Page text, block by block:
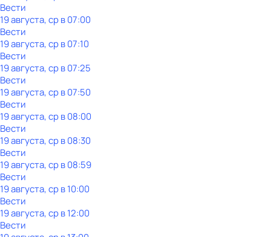
Вести
19 августа, ср в 07:00
Вести
19 августа, ср в 07:10
Вести
19 августа, ср в 07:25
Вести
19 августа, ср в 07:50
Вести
19 августа, ср в 08:00
Вести
19 августа, ср в 08:30
Вести
19 августа, ср в 08:59
Вести
19 августа, ср в 10:00
Вести
19 августа, ср в 12:00
Вести